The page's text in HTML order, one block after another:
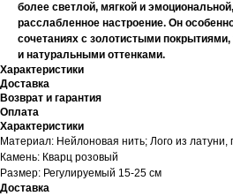
более светлой, мягкой и
расслабленное настроение. Он
сочетаниях с золотистыми
и натуральными оттенками.
Характеристики
Доставка
Возврат и гарантия
Оплата
Характеристики
Материал: Нейлоновая нить; Лого из латуни,
Камень: Кварц розовый
Размер: Регулируемый 15-25 см
Доставка